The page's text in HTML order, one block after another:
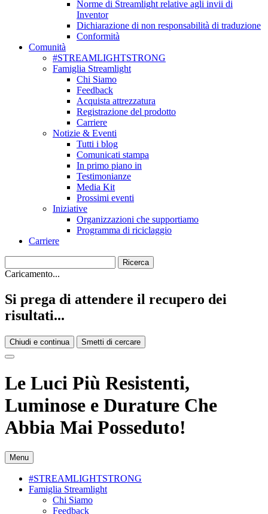
Norme di Streamlight relative agli invii di
Inventor
Dichiarazione di non responsabilità di traduzione
Conformità
Comunità
#STREAMLIGHTSTRONG
Famiglia Streamlight
Chi Siamo
Feedback
Acquista attrezzatura
Registrazione del prodotto
Carriere
Notizie & Eventi
Tutti i blog
Comunicati stampa
In primo piano in
Testimonianze
Media Kit
Prossimi eventi
Iniziative
Organizzazioni che supportiamo
Programma di riciclaggio
Carriere
Caricamento...
Si prega di attendere il recupero dei
risultati...
Chiudi e continua Smetti di cercare
Le Luci Più Resistenti,
Luminose e Durature Che
Abbia Mai Posseduto!
Menu
#STREAMLIGHTSTRONG
Famiglia Streamlight
Chi Siamo
Feedback